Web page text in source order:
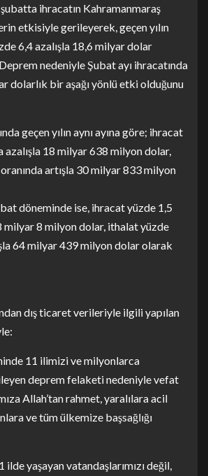
ihracatın Kahramanmaraş
etkisiyle gerileyerek, geçen yılın
6,4 azalışla 18,6 milyar dolar
nedeniyle Şubat ayı ihracatında
dolarlık bir aşağı yönlü etki olduğunu
geçen yılın aynı ayına göre; ihracat
azalışla 18 milyar 638 milyon dolar,
artışla 30 milyar 833 milyon
döneminde ise, ihracat yüzde 1,5
milyar 8 milyon dolar, ithalat yüzde
64 milyar 439 milyon dolar olarak
dış ticaret verileriyle ilgili yapılan
11 ilimizi ve milyonlarca
deprem felaketi nedeniyle vefat
Allah’tan rahmet, yaralılara acil
ve tüm ülkemize başsağlığı
ilde yaşayan vatandaşlarımızı değil,